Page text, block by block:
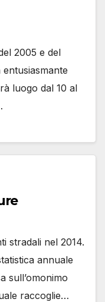
2005 e del
luogo dal 10 al
stradali nel 2014.
annuale
sull’omonimo
raccoglie…